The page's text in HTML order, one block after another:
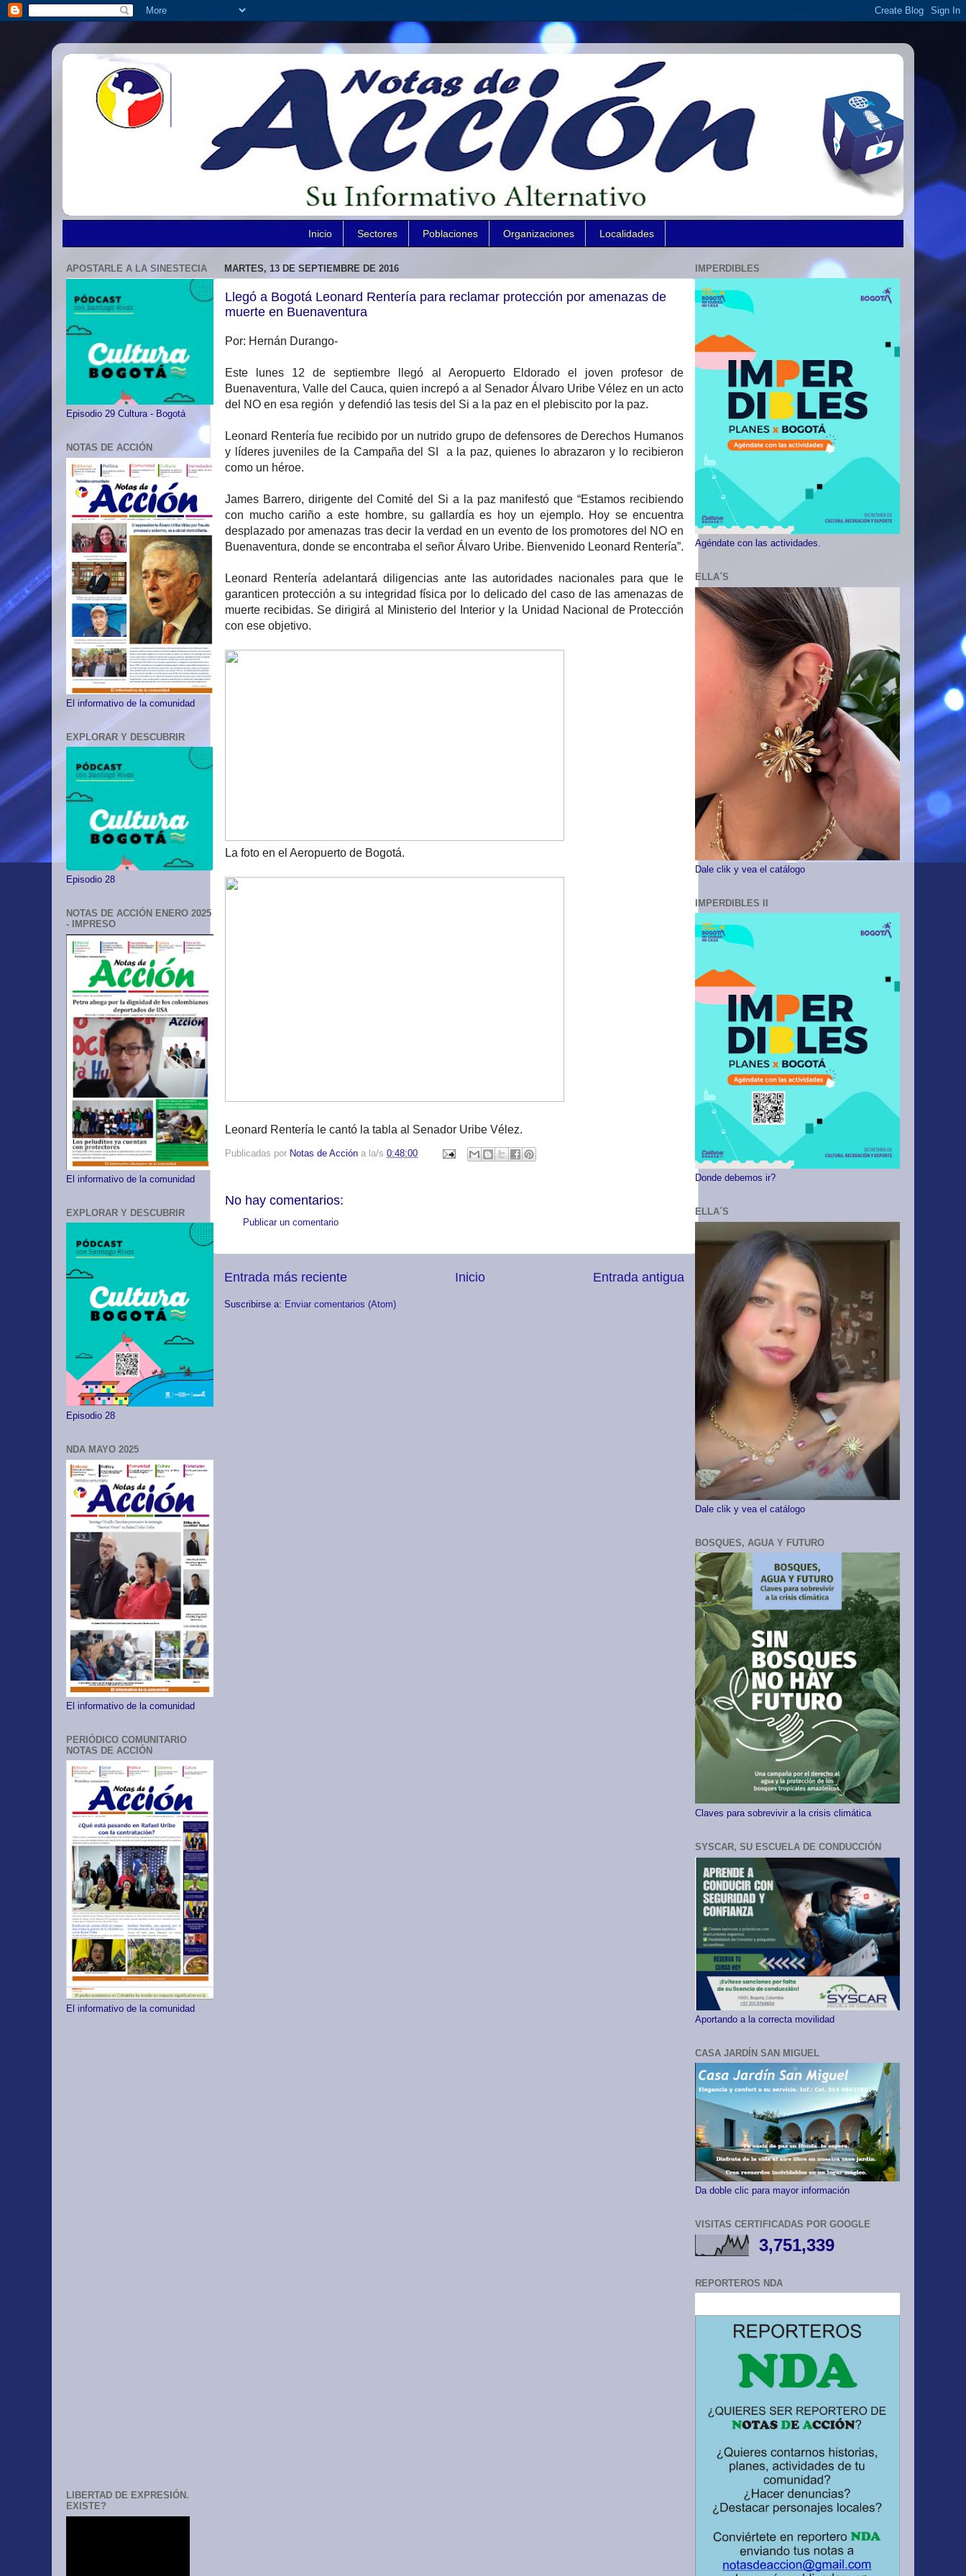
Inicio Sectores Poblaciones Organizaciones Localidades
MARTES, 13 DE SEPTIEMBRE DE 2016
Llegó a Bogotá Leonard Rentería para reclamar protección por amenazas de
muerte en Buenaventura
Por: Hernán Durango-
Este lunes 12 de septiembre llegó al Aeropuerto Eldorado el joven profesor de
Buenaventura, Valle del Cauca, quien increpó a al Senador Álvaro Uribe Vélez en un acto
del NO en esa región y defendió las tesis del Si a la paz en el plebiscito por la paz.
Leonard Rentería fue recibido por un nutrido grupo de defensores de Derechos Humanos
y líderes juveniles de la Campaña del SI a la paz, quienes lo abrazaron y lo recibieron
como un héroe.
James Barrero, dirigente del Comité del Si a la paz manifestó que “Estamos recibiendo
con mucho cariño a este hombre, su gallardía es hoy un ejemplo. Hoy se encuentra
desplazado por amenazas tras decir la verdad en un evento de los promotores del NO en
Buenaventura, donde se encontraba el señor Álvaro Uribe. Bienvenido Leonard Rentería”.
Leonard Rentería adelantará diligencias ante las autoridades nacionales para que le
garanticen protección a su integridad física por lo delicado del caso de las amenazas de
muerte recibidas. Se dirigirá al Ministerio del Interior y la Unidad Nacional de Protección
con ese objetivo.
​La foto en el Aeropuerto de Bogotá.
Leonard Rentería le cantó la tabla al Senador Uribe Vélez.
Publicadas por Notas de Acción a la/s 0:48:00
No hay comentarios:
Publicar un comentario
Entrada más reciente Entrada antigua
Inicio
Suscribirse a: Enviar comentarios (Atom)
APOSTARLE A LA SINESTECIA
Episodio 29 Cultura - Bogotá
NOTAS DE ACCIÓN
El informativo de la comunidad
EXPLORAR Y DESCUBRIR
Episodio 28
NOTAS DE ACCIÓN ENERO 2025
- IMPRESO
El informativo de la comunidad
EXPLORAR Y DESCUBRIR
Episodio 28
NDA MAYO 2025
El informativo de la comunidad
PERIÓDICO COMUNITARIO
NOTAS DE ACCIÓN
El informativo de la comunidad
LIBERTAD DE EXPRESIÓN.
EXISTE?
IMPERDIBLES
Agéndate con las actividades.
ELLA´S
Dale clik y vea el catálogo
IMPERDIBLES II
Donde debemos ir?
ELLA´S
Dale clik y vea el catálogo
BOSQUES, AGUA Y FUTURO
Claves para sobrevivir a la crisis climática
SYSCAR, SU ESCUELA DE CONDUCCIÓN
Aportando a la correcta movilidad
CASA JARDÍN SAN MIGUEL
Da doble clic para mayor información
VISITAS CERTIFICADAS POR GOOGLE
3,751,339
REPORTEROS NDA